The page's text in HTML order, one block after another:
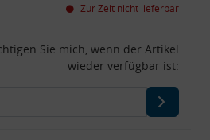
Zur Zeit nicht lieferbar
Sie mich, wenn der Artikel
wieder verfügbar ist: